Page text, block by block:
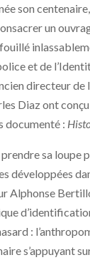
son
un
et de
directeur de
Diaz ont
documenté :
sa loupe
développées
Alphonse
:
s’appuyant